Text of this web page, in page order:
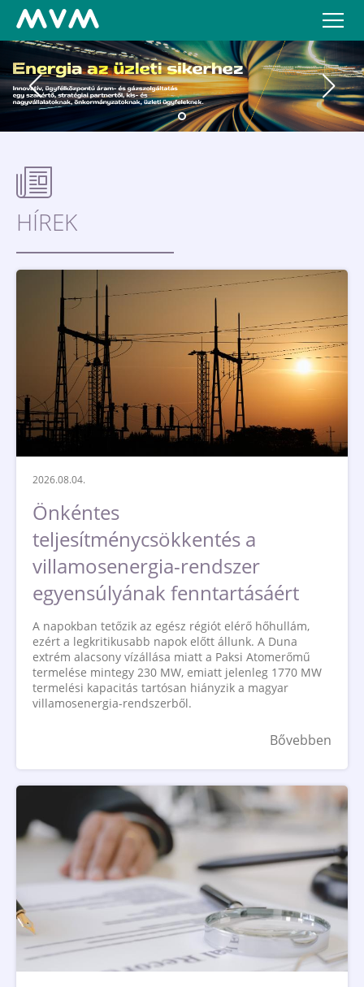
HÍREK
2026.08.04.
Önkéntes
teljesítménycsökkentés a
villamosenergia-rendszer
egyensúlyának fenntartásáért
A napokban tetőzik az egész régiót elérő hőhullám,
ezért a legkritikusabb napok előtt állunk. A Duna
extrém alacsony vízállása miatt a Paksi Atomerőmű
termelése mintegy 230 MW, emiatt jelenleg 1770 MW
termelési kapacitás tartósan hiányzik a magyar
villamosenergia-rendszerből.
Bővebben